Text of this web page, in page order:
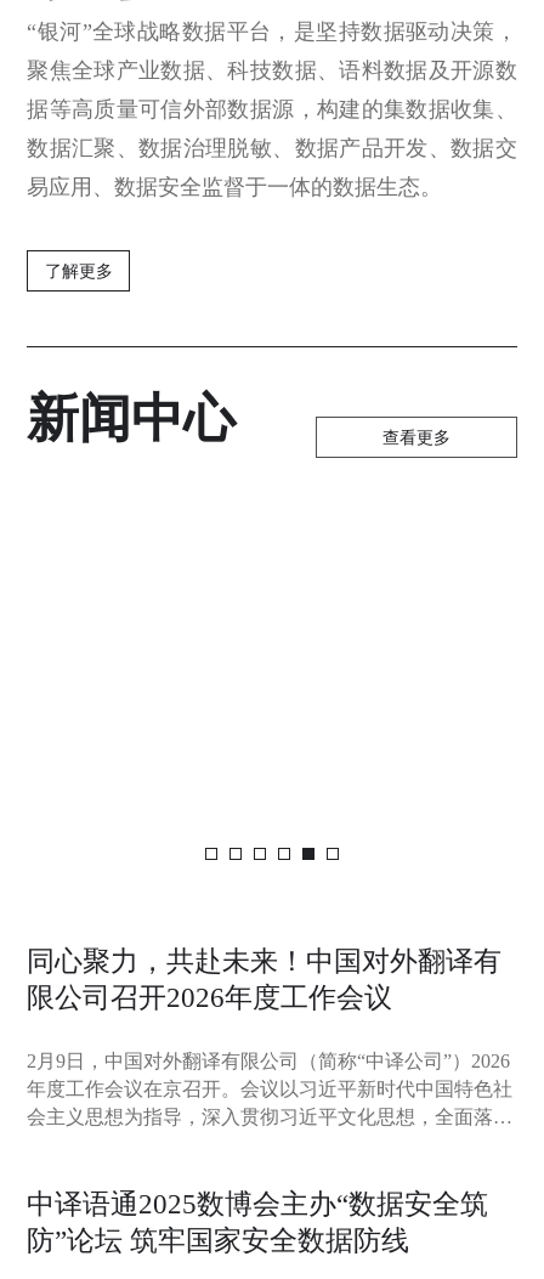
“银河”全球战略数据平台，是坚持数据驱动决策，
聚焦全球产业数据、科技数据、语料数据及开源数
据等高质量可信外部数据源，构建的集数据收集、
数据汇聚、数据治理脱敏、数据产品开发、数据交
易应用、数据安全监督于一体的数据生态。
了解更多
新闻中心 查看更多
同心聚力，共赴未来！中国对外翻译有
限公司召开2026年度工作会议
2月9日，中国对外翻译有限公司（简称“中译公司”）2026
年度工作会议在京召开。会议以习近平新时代中国特色社
会主义思想为指导，深入贯彻习近平文化思想，全面落实
集团有限公司董事长、党组书记黄志坚，副总经理、党组
成员张宏出席会议。
中译语通2025数博会主办“数据安全筑
防”论坛 筑牢国家安全数据防线